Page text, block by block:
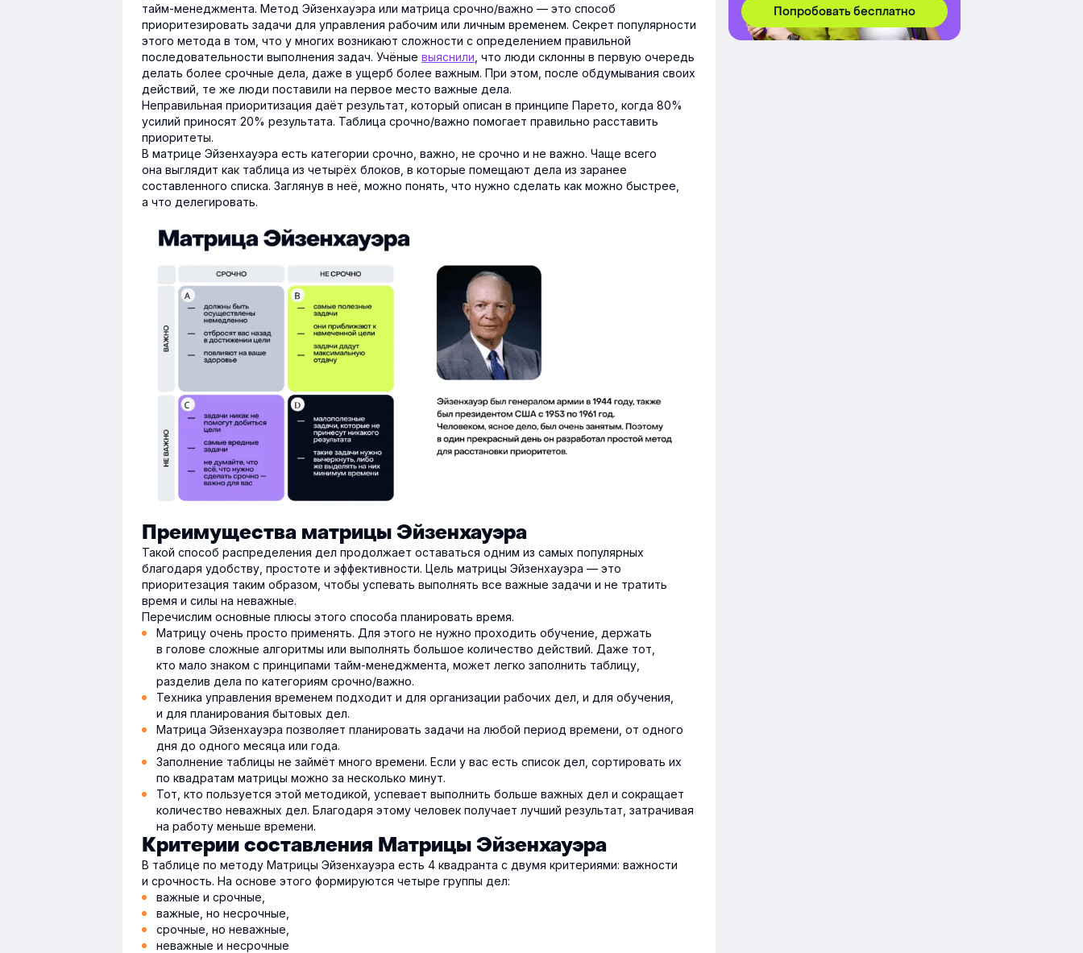
тайм-менеджмента. Метод Эйзенхауэра или матрица срочно/важно — это способ
приоритезировать задачи для управления рабочим или личным временем. Секрет популярности
этого метода в том, что у многих возникают сложности с определением правильной
последовательности выполнения задач. Учёные выяснили , что люди склонны в первую очередь
делать более срочные дела, даже в ущерб более важным. При этом, после обдумывания своих
действий, те же люди поставили на первое место важные дела.
Неправильная приоритизация даёт результат, который описан в принципе Парето, когда 80%
усилий приносят 20% результата. Таблица срочно/важно помогает правильно расставить
приоритеты.
В матрице Эйзенхауэра есть категории срочно, важно, не срочно и не важно. Чаще всего
она выглядит как таблица из четырёх блоков, в которые помещают дела из заранее
составленного списка. Заглянув в неё, можно понять, что нужно сделать как можно быстрее,
а что делегировать.
Преимущества матрицы Эйзенхауэра
Такой способ распределения дел продолжает оставаться одним из самых популярных
благодаря удобству, простоте и эффективности. Цель матрицы Эйзенхауэра — это
приоритезация таким образом, чтобы успевать выполнять все важные задачи и не тратить
время и силы на неважные.
Перечислим основные плюсы этого способа планировать время.
Матрицу очень просто применять. Для этого не нужно проходить обучение, держать
в голове сложные алгоритмы или выполнять большое количество действий. Даже тот,
кто мало знаком с принципами тайм-менеджмента, может легко заполнить таблицу,
разделив дела по категориям срочно/важно.
Техника управления временем подходит и для организации рабочих дел, и для обучения,
и для планирования бытовых дел.
Матрица Эйзенхауэра позволяет планировать задачи на любой период времени, от одного
дня до одного месяца или года.
Заполнение таблицы не займёт много времени. Если у вас есть список дел, сортировать их
по квадратам матрицы можно за несколько минут.
Тот, кто пользуется этой методикой, успевает выполнить больше важных дел и сокращает
количество неважных дел. Благодаря этому человек получает лучший результат, затрачивая
на работу меньше времени.
Критерии составления Матрицы Эйзенхауэра
В таблице по методу Матрицы Эйзенхауэра есть 4 квадранта с двумя критериями: важности
и срочность. На основе этого формируются четыре группы дел:
важные и срочные,
важные, но несрочные,
срочные, но неважные,
неважные и несрочные
Попробовать бесплатно